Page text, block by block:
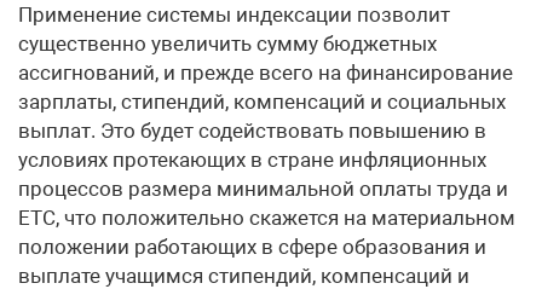
Применение системы индексации позволит
существенно увеличить сумму бюджетных
ассигнований, и прежде всего на финансирование
зарплаты, стипендий, компенсаций и социальных
выплат. Это будет содействовать повышению в
условиях протекающих в стране инфляционных
процессов размера минимальной оплаты труда и
ЕТС, что положительно скажется на материальном
положении работающих в сфере образования и
выплате учащимся стипендий, компенсаций и